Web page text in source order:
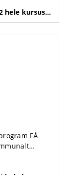
2 hele kursusdage
FÅ